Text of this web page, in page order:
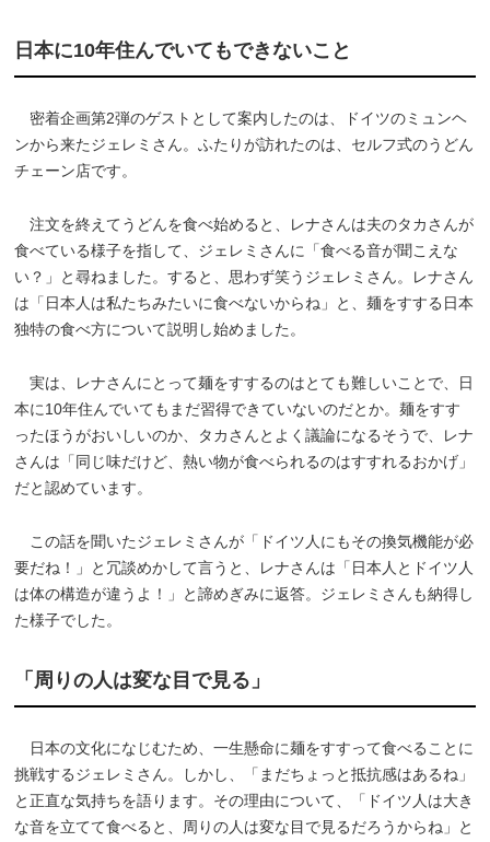
日本に10年住んでいてもできないこと
密着企画第2弾のゲストとして案内したのは、ドイツのミュンヘ
ンから来たジェレミさん。ふたりが訪れたのは、セルフ式のうどん
チェーン店です。
注文を終えてうどんを食べ始めると、レナさんは夫のタカさんが
食べている様子を指して、ジェレミさんに「食べる音が聞こえな
い？」と尋ねました。すると、思わず笑うジェレミさん。レナさん
は「日本人は私たちみたいに食べないからね」と、麺をすする日本
独特の食べ方について説明し始めました。
実は、レナさんにとって麺をすするのはとても難しいことで、日
本に10年住んでいてもまだ習得できていないのだとか。麺をすす
ったほうがおいしいのか、タカさんとよく議論になるそうで、レナ
さんは「同じ味だけど、熱い物が食べられるのはすすれるおかげ」
だと認めています。
この話を聞いたジェレミさんが「ドイツ人にもその換気機能が必
要だね！」と冗談めかして言うと、レナさんは「日本人とドイツ人
は体の構造が違うよ！」と諦めぎみに返答。ジェレミさんも納得し
た様子でした。
「周りの人は変な目で見る」
日本の文化になじむため、一生懸命に麺をすすって食べることに
挑戦するジェレミさん。しかし、「まだちょっと抵抗感はあるね」
と正直な気持ちを語ります。その理由について、「ドイツ人は大き
な音を立てて食べると、周りの人は変な目で見るだろうからね」と